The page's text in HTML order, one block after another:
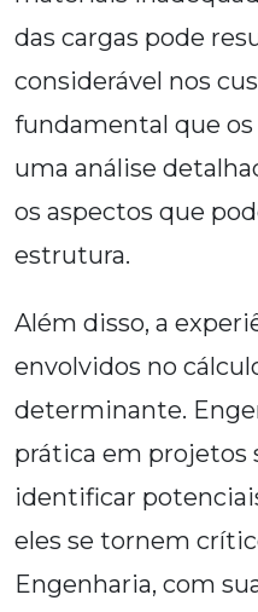
das cargas pode
considerável nos
fundamental que
uma análise
os aspectos que
estrutura.
Além disso, a
envolvidos no
determinante.
prática em projetos
identificar
eles se tornem
Engenharia, com